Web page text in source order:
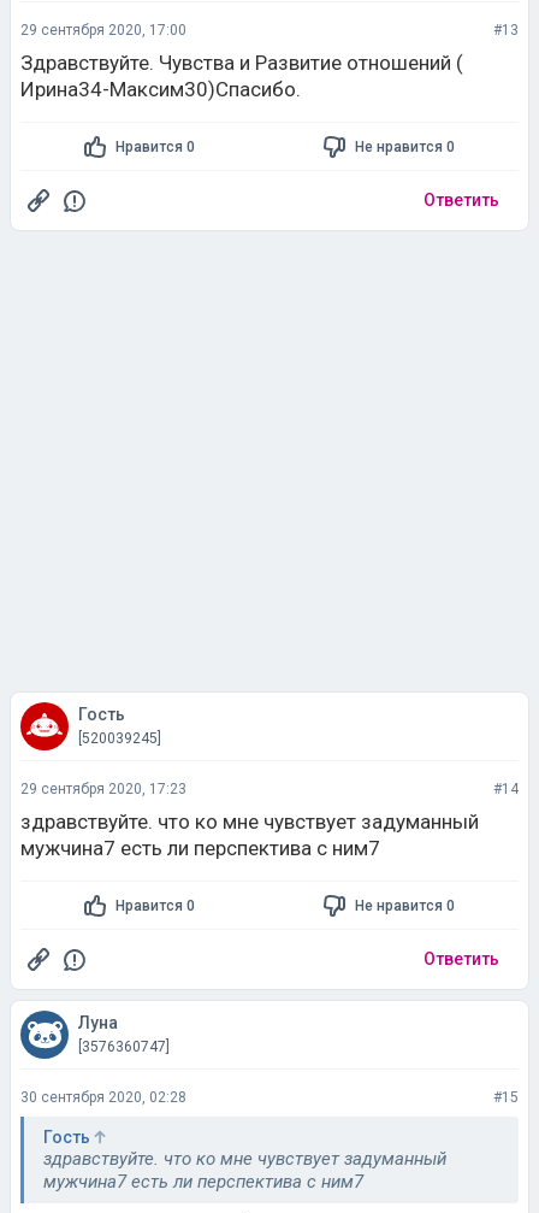
29 сентября 2020, 17:00 #13
Здравствуйте. Чувства и Развитие отношений (
Ирина34-Максим30)Спасибо.
Нравится 0 Не нравится 0
Ответить
Гость
[520039245]
29 сентября 2020, 17:23 #14
здравствуйте. что ко мне чувствует задуманный
мужчина7 есть ли перспектива с ним7
Нравится 0 Не нравится 0
Ответить
Луна
[3576360747]
30 сентября 2020, 02:28 #15
Гость
здравствуйте. что ко мне чувствует задуманный
мужчина7 есть ли перспектива с ним7